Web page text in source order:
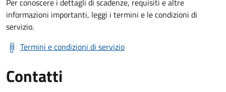
informazioni importanti, leggi i termini e le condizioni di
servizio.
Termini e condizioni di servizio
Contatti